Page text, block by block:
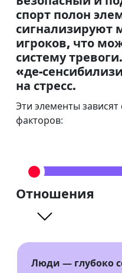
спорт полон
сигнализируют
игроков, что
систему
«де-
на стресс.
Эти элементы
факторов:
Отношения
Люди — глубоко